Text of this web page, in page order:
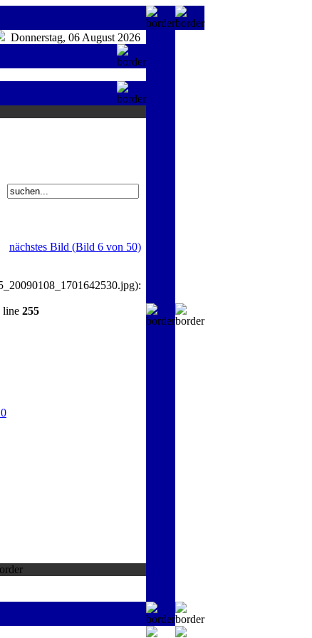
Donnerstag, 06 August 2026
nächstes Bild (Bild 6 von 50)
line 255